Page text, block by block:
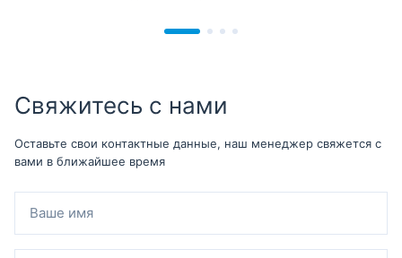
Свяжитесь с нами
Оставьте свои контактные данные, наш менеджер свяжется с
вами в ближайшее время